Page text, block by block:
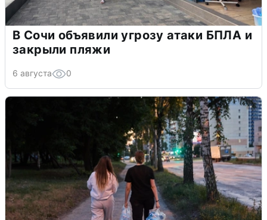
В Сочи объявили угрозу атаки БПЛА и
закрыли пляжи
6 августа 0